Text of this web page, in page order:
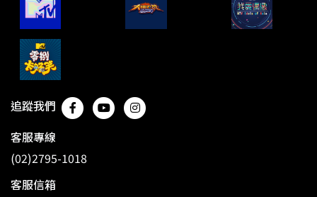
追蹤我們
客服專線
(02)2795-1018
客服信箱